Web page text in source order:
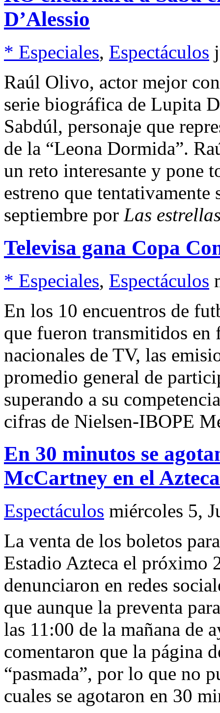
D’Alessio
* Especiales, Espectáculos
Raúl Olivo, actor mejor
serie biográfica de Lupita
Sabdúl, personaje que
de la “Leona Dormida”.
un reto interesante y pone
estreno que tentativamente
septiembre por Las
Televisa gana Copa
* Especiales, Espectáculos
En los 10 encuentros de
que fueron transmitidos en
nacionales de TV, las
promedio general de
superando a su
cifras de Nielsen-IBOPE
En 30 minutos se
McCartney en el Azteca
Espectáculos miércoles 5,
La venta de los boletos
Estadio Azteca el próximo
denunciaron en redes
que aunque la preventa
las 11:00 de la mañana de
comentaron que la página
“pasmada”, por lo que no
cuales se agotaron en 30